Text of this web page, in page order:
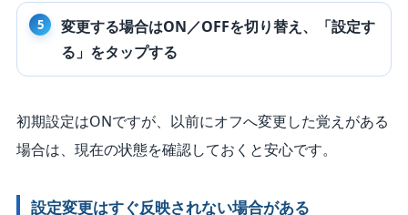
変更する場合はON／OFFを切り替え、「設定す
る」をタップする
初期設定はONですが、以前にオフへ変更した覚えがある
場合は、現在の状態を確認しておくと安心です。
設定変更はすぐ反映されない場合がある